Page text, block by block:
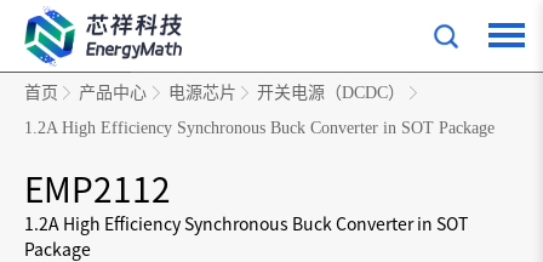
首页 产品中心 电源芯片
开关电源（DCDC）
1.2A High Efficiency Synchronous Buck Converter in SOT Package
EMP2112
1.2A High Efficiency Synchronous Buck Converter in SOT
Package